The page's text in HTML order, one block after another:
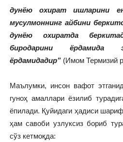
дунёю охират ишларини
мусулмоннинг айбини
дунёю охиратда
биродарини
ёрдамидадир” (Имом Термизий
Маълумки, инсон вафот
гуноҳ амаллари ёзилиб
ёпилади. Қуйидаги ҳадиси
ҳам савоби узлуксиз бориб
сўз кетмоқда: